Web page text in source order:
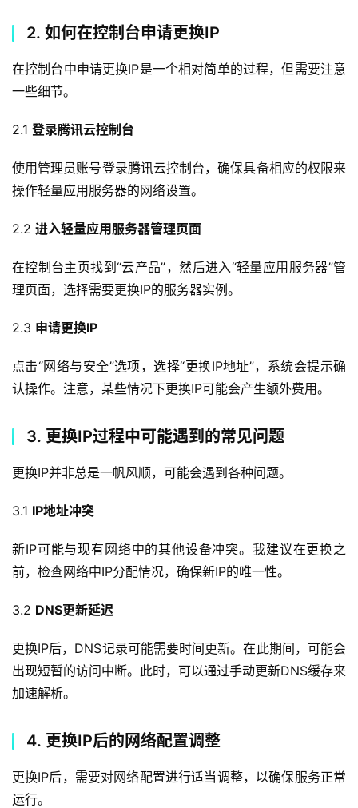
2. 如何在控制台申请更换IP
在控制台中申请更换IP是一个相对简单的过程，但需要注意
一些细节。
2.1 登录腾讯云控制台
使用管理员账号登录腾讯云控制台，确保具备相应的权限来
操作轻量应用服务器的网络设置。
2.2 进入轻量应用服务器管理页面
在控制台主页找到“云产品”，然后进入“轻量应用服务器”管
理页面，选择需要更换IP的服务器实例。
2.3 申请更换IP
点击“网络与安全”选项，选择“更换IP地址”，系统会提示确
认操作。注意，某些情况下更换IP可能会产生额外费用。
3. 更换IP过程中可能遇到的常见问题
更换IP并非总是一帆风顺，可能会遇到各种问题。
3.1 IP地址冲突
新IP可能与现有网络中的其他设备冲突。我建议在更换之
前，检查网络中IP分配情况，确保新IP的唯一性。
3.2 DNS更新延迟
更换IP后，DNS记录可能需要时间更新。在此期间，可能会
出现短暂的访问中断。此时，可以通过手动更新DNS缓存来
加速解析。
4. 更换IP后的网络配置调整
更换IP后，需要对网络配置进行适当调整，以确保服务正常
运行。